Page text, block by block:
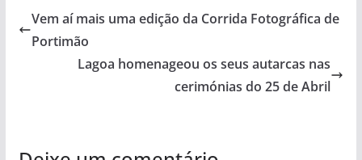
Vem aí mais uma edição da Corrida Fotográfica de
Portimão
Lagoa homenageou os seus autarcas nas
cerimónias do 25 de Abril